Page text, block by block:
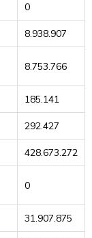
0
8.938.907
8.753.766
185.141
292.427
428.673.272
0
31.907.875